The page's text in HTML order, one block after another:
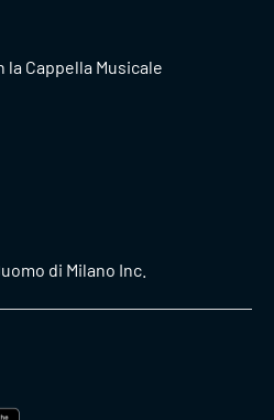
Cappella Musicale
di Milano Inc.